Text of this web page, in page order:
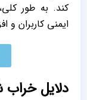
کند. به طور
ایمنی کاربران
دلایل